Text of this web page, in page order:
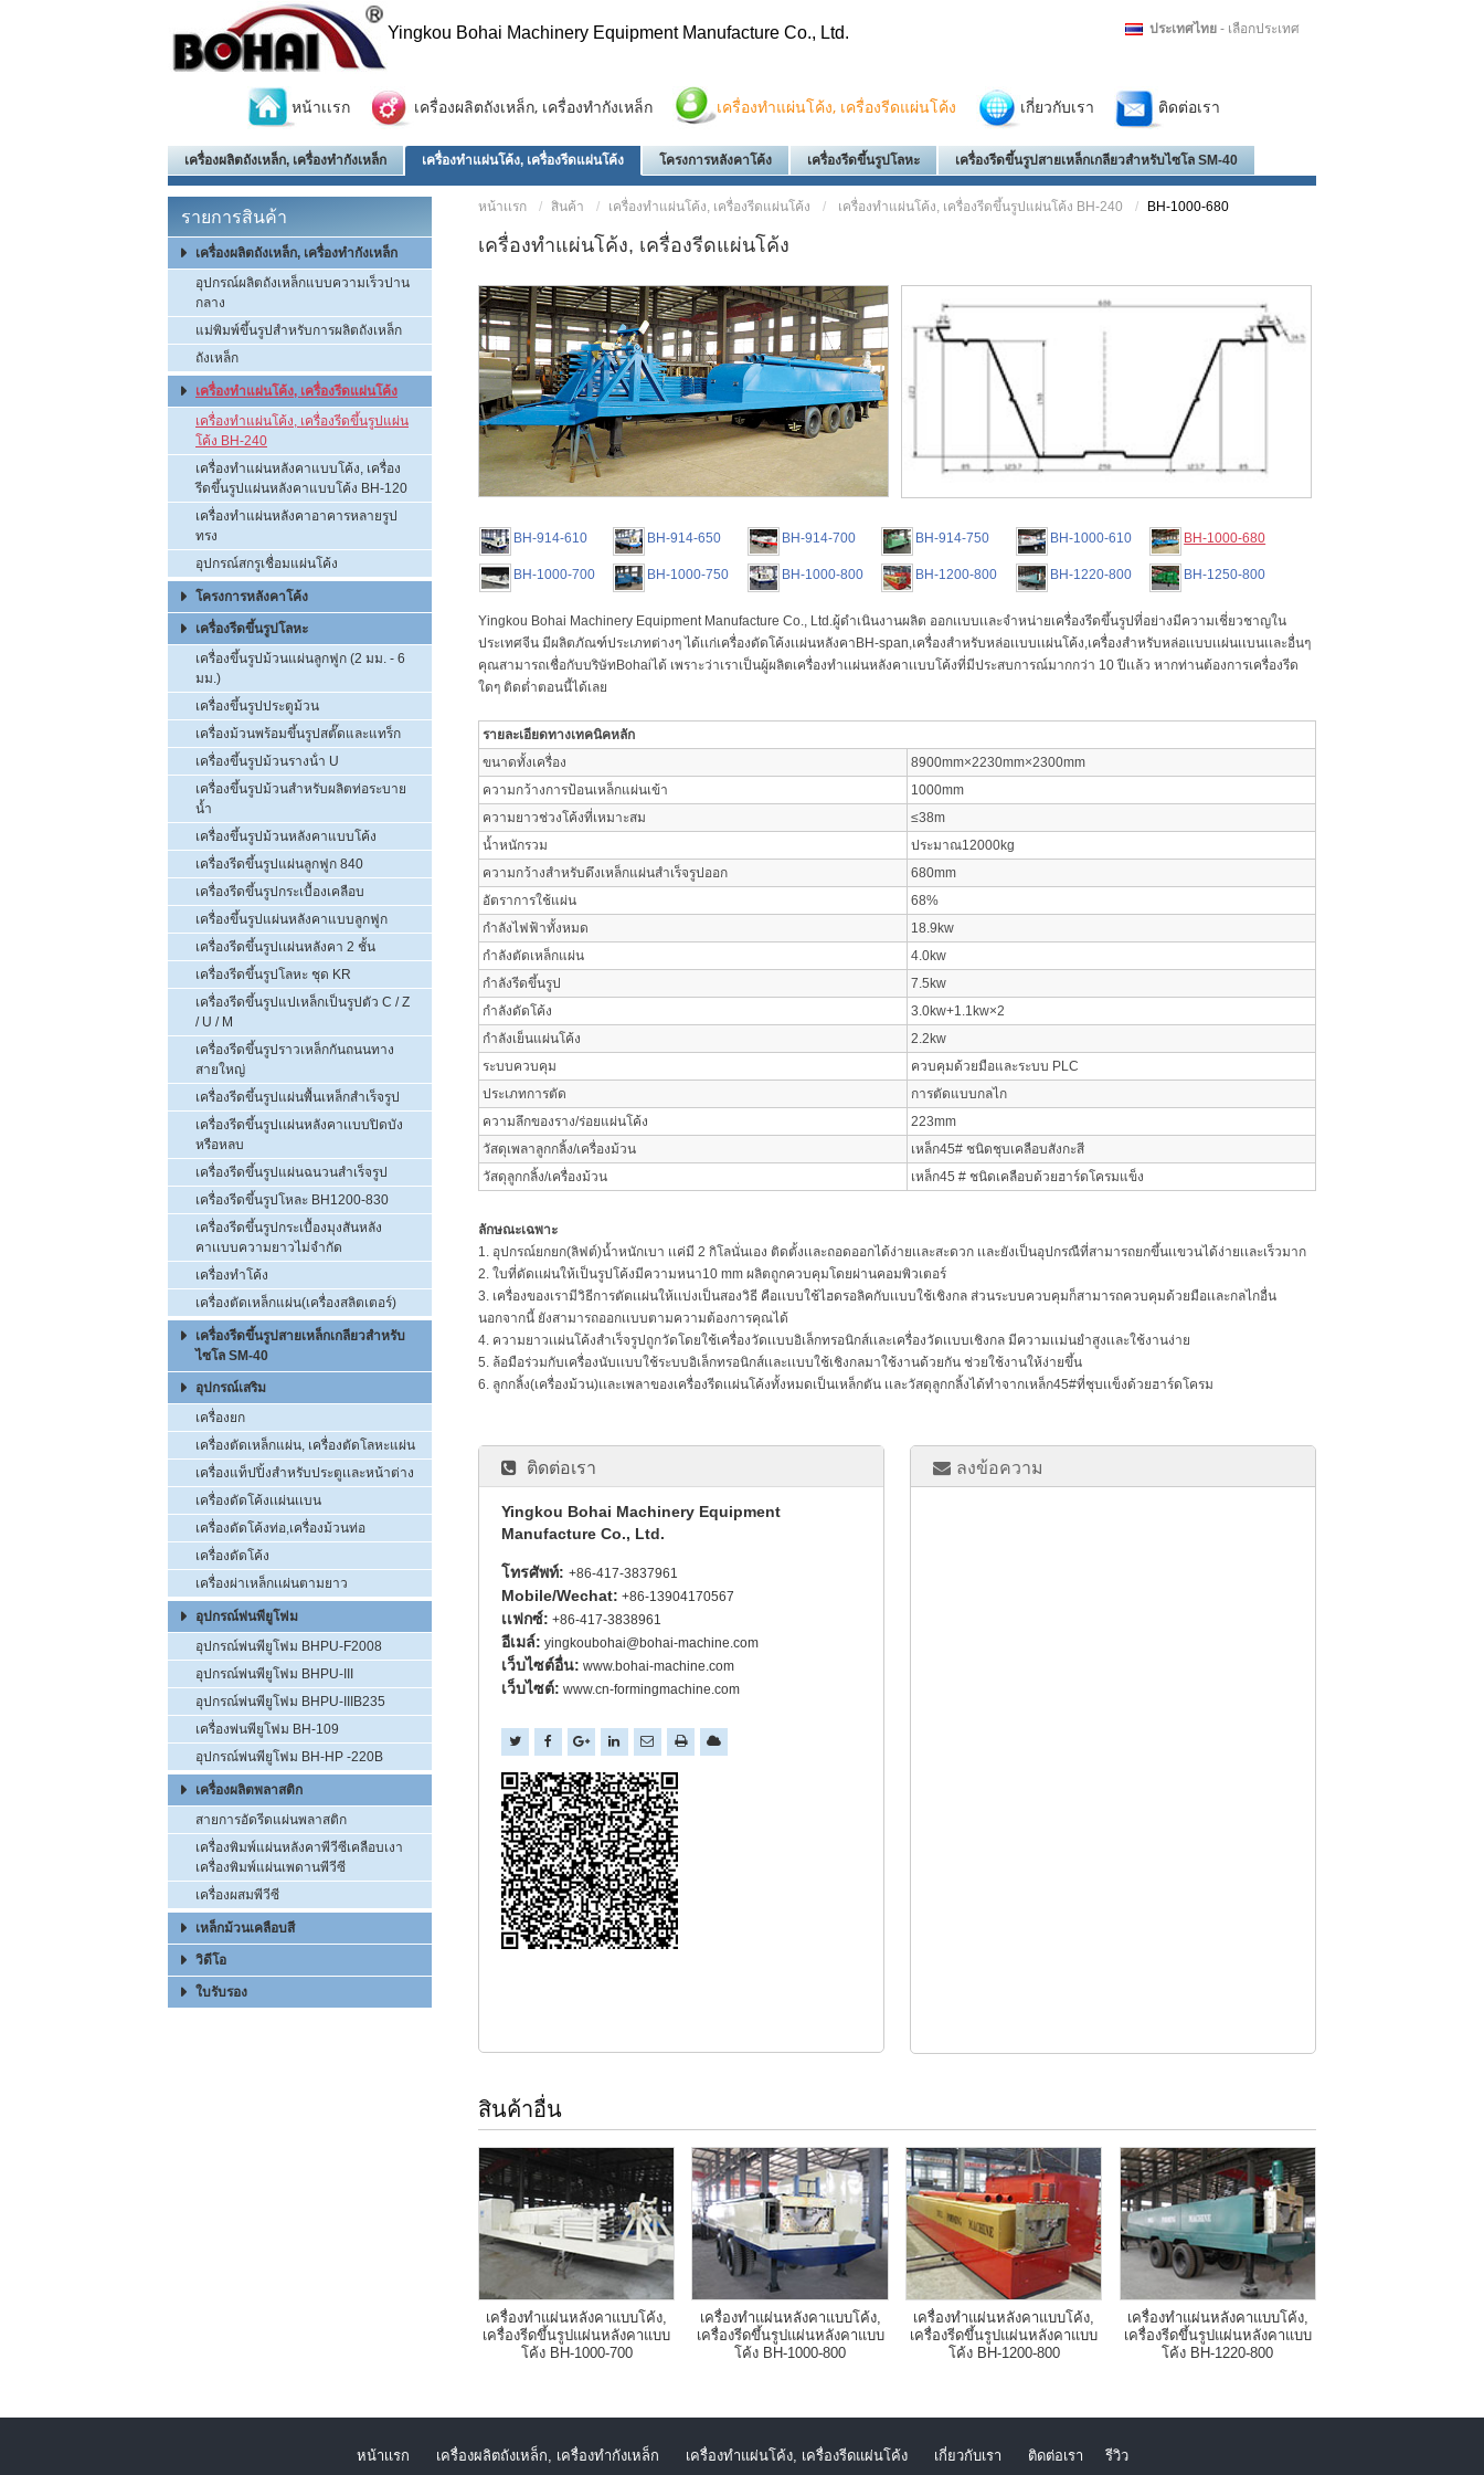
Yingkou Bohai Machinery Equipment Manufacture Co., Ltd. ประเทศไทย - เลือกประเทศ
หน้าเเรก เครื่องผลิตถังเหล็ก, เครื่องทำกังเหล็ก เครื่องทำแผ่นโค้ง, เครื่องรีดแผ่นโค้ง เกี่ยวกับเรา ติดต่อเรา
เครื่องผลิตถังเหล็ก, เครื่องทำกังเหล็ก เครื่องทำแผ่นโค้ง, เครื่องรีดแผ่นโค้ง โครงการหลังคาโค้ง เครื่องรีดขึ้นรูปโลหะ เครื่องรีดขึ้นรูปสายเหล็กเกลียวสำหรับไซโล SM-40
หน้าเเรก สินค้า เครื่องทำแผ่นโค้ง, เครื่องรีดแผ่นโค้ง เครื่องทำแผ่นโค้ง, เครื่องรีดขึ้นรูปแผ่นโค้ง BH-240 BH-1000-680
เครื่องทำแผ่นโค้ง, เครื่องรีดแผ่นโค้ง
BH-914-610 BH-914-650 BH-914-700 BH-914-750 BH-1000-610 BH-1000-680
BH-1000-700 BH-1000-750 BH-1000-800 BH-1200-800 BH-1220-800 BH-1250-800
Yingkou Bohai Machinery Equipment Manufacture Co., Ltd.ผู้ดำเนินงานผลิต ออกเเบบเเละจำหน่ายเครื่องรีดขึ้นรูปที่อย่างมีความเชี่ยวชาญใน
ประเทศจีน มีผลิตภัณฑ์ประเภทต่างๆ ได้เเก่เครื่องดัดโค้งเเผ่นหลังคาBH-span,เครื่องสำหรับหล่อเเบบเเผ่นโค้ง,เครื่องสำหรับหล่อเเบบเเผ่นเเบนเเละอื่นๆ
คุณสามารถเชื่อกับบริษัทBohaiได้ เพราะว่าเราเป็นผู้ผลิตเครื่องทำเเผ่นหลังคาเเบบโค้งที่มีประสบการณ์มากกว่า 10 ปีเเล้ว หากท่านต้องการเครื่องรีด
ใดๆ ติดต่ำตอนนี้ได้เลย
รายละเอียดทางเทคนิคหลัก
ขนาดทั้งเครื่อง
8900mm×2230mm×2300mm
ความกว้างการป้อนเหล็กแผ่นเข้า
1000mm
ความยาวช่วงโค้งที่เหมาะสม
≤38m
น้ำหนักรวม
ประมาณ12000kg
ความกว้างสำหรับดึงเหล็กแผ่นสำเร็จรูปออก
680mm
อัตราการใช้แผ่น
68%
กำลังไฟฟ้าทั้งหมด
18.9kw
กำลังตัดเหล็กแผ่น
4.0kw
กำลังรีดขึ้นรูป
7.5kw
กำลังดัดโค้ง
3.0kw+1.1kw×2
กำลังเย็นแผ่นโค้ง
2.2kw
ระบบควบคุม
ควบคุมด้วยมือและระบบ PLC
ประเภทการตัด
การตัดแบบกลไก
ความลึกของราง/ร่อยแผ่นโค้ง
223mm
วัสดุเพลาลูกกลิ้ง/เครื่องม้วน
เหล็ก45# ชนิดชุบเคลือบสังกะสี
วัสดุลูกกลิ้ง/เครื่องม้วน
เหล็ก45 # ชนิดเคลือบด้วยฮาร์ดโครมแข็ง
ลักษณะเฉพาะ
1. อุปกรณ์ยกยก(ลิฟต์)น้ำหนักเบา เเค่มี 2 กิโลนั่นเอง ติดตั้งเเละถอดออกได้ง่ายเเละสะดวก เเละยังเป็นอุปกรณืที่สามารถยกขึ้นเเขวนได้ง่ายเเละเร็วมาก
2. ใบที่ดัดเเผ่นให้เป็นรูปโค้งมีความหนา10 mm ผลิตถูกควบคุมโดยผ่านคอมพิวเตอร์
3. เครื่องของเรามีวิธีการตัดเเผ่นให้เเบ่งเป็นสองวิธี คือเเบบใช้ไฮดรอลิคกับเเบบใช้เชิงกล ส่วนระบบควบคุมก็สามารถควบคุมด้วยมือเเละกลไกอื่น
นอกจากนี้ ยังสามารถออกเเบบตามความต้องการคุณได้
4. ความยาวเเผ่นโค้งสำเร็จรูปถูกวัดโดยใช้เครื่องวัดเเบบอิเล็กทรอนิกส์เเละเครื่องวัดเเบบเชิงกล มีความเเม่นยำสูงเเละใช้งานง่าย
5. ล้อมือร่วมกับเครื่องนับเเบบใช้ระบบอิเล็กทรอนิกส์เเละเเบบใช้เชิงกลมาใช้งานด้วยกัน ช่วยใช้งานให้ง่ายขึ้น
6. ลูกกลิ้ง(เครื่องม้วน)เเละเพลาของเครื่องรีดเเผ่นโค้งทั้งหมดเป็นเหล็กตัน เเละวัสดุลูกกลิ้งได้ทำจากเหล็ก45#ที่ชุบเเข็งด้วยฮาร์ดโครม
ลงข้อความ
ติดต่อเรา
Yingkou Bohai Machinery Equipment
Manufacture Co., Ltd.
โทรศัพท์: +86-417-3837961
Mobile/Wechat: +86-13904170567
เเฟกซ์: +86-417-3838961
อีเมล์: yingkoubohai@bohai-machine.com
เว็บไซต์อื่น: www.bohai-machine.com
เว็บไซต์: www.cn-formingmachine.com
สินค้าอื่น
เครื่องทำแผ่นหลังคาแบบโค้ง,
เครื่องรีดขึ้นรูปแผ่นหลังคาแบบ
โค้ง BH-1000-700
เครื่องทำแผ่นหลังคาแบบโค้ง,
เครื่องรีดขึ้นรูปแผ่นหลังคาแบบ
โค้ง BH-1000-800
เครื่องทำแผ่นหลังคาแบบโค้ง,
เครื่องรีดขึ้นรูปแผ่นหลังคาแบบ
โค้ง BH-1200-800
เครื่องทำแผ่นหลังคาแบบโค้ง,
เครื่องรีดขึ้นรูปแผ่นหลังคาแบบ
โค้ง BH-1220-800
รายการสินค้า
เครื่องผลิตถังเหล็ก, เครื่องทำกังเหล็ก
อุปกรณ์ผลิตถังเหล็กแบบความเร็วปาน
กลาง
แม่พิมพ์ขึ้นรูปสำหรับการผลิตถังเหล็ก
ถังเหล็ก
เครื่องทำแผ่นโค้ง, เครื่องรีดแผ่นโค้ง
เครื่องทำแผ่นโค้ง, เครื่องรีดขึ้นรูปแผ่น
โค้ง BH-240
เครื่องทำแผ่นหลังคาแบบโค้ง, เครื่อง
รีดขึ้นรูปแผ่นหลังคาแบบโค้ง BH-120
เครื่องทำแผ่นหลังคาอาคารหลายรูป
ทรง
อุปกรณ์สกรูเชื่อมแผ่นโค้ง
โครงการหลังคาโค้ง
เครื่องรีดขึ้นรูปโลหะ
เครื่องขึ้นรูปม้วนแผ่นลูกฟูก (2 มม. - 6
มม.)
เครื่องขึ้นรูปประตูม้วน
เครื่องม้วนพร้อมขึ้นรูปสตั๊ดและแทร็ก
เครื่องขึ้นรูปม้วนรางน้ํา U
เครื่องขึ้นรูปม้วนสำหรับผลิตท่อระบาย
น้ำ
เครื่องขึ้นรูปม้วนหลังคาแบบโค้ง
เครื่องรีดขึ้นรูปแผ่นลูกฟูก 840
เครื่องรีดขึ้นรูปกระเบื้องเคลือบ
เครื่องขึ้นรูปแผ่นหลังคาแบบลูกฟูก
เครื่องรีดขึ้นรูปเเผ่นหลังคา 2 ชั้น
เครื่องรีดขึ้นรูปโลหะ ชุด KR
เครื่องรีดขึ้นรูปแปเหล็กเป็นรูปตัว C / Z
/ U / M
เครื่องรีดขึ้นรูปราวเหล็กกันถนนทาง
สายใหญ่
เครื่องรีดขึ้นรูปแผ่นพื้นเหล็กสำเร็จรูป
เครื่องรีดขึ้นรูปเเผ่นหลังคาเเบบปิดบัง
หรือหลบ
เครื่องรีดขึ้นรูปแผ่นฉนวนสำเร็จรูป
เครื่องรีดขึ้นรูปโหละ BH1200-830
เครื่องรีดขึ้นรูปกระเบื้องมุงสันหลัง
คาเเบบความยาวไม่จำกัด
เครื่องทำโค้ง
เครื่องตัดเหล็กแผ่น(เครื่องสลิตเตอร์)
เครื่องรีดขึ้นรูปสายเหล็กเกลียวสำหรับ
ไซโล SM-40
อุปกรณ์เสริม
เครื่องยก
เครื่องตัดเหล็กแผ่น, เครื่องตัดโลหะแผ่น
เครื่องแท็ปปิ้งสำหรับประตูเเละหน้าต่าง
เครื่องดัดโค้งเเผ่นเเบน
เครื่องดัดโค้งท่อ,เครื่องม้วนท่อ
เครื่องดัดโค้ง
เครื่องผ่าเหล็กเเผ่นตามยาว
อุปกรณ์พ่นพียูโฟม
อุปกรณ์พ่นพียูโฟม BHPU-F2008
อุปกรณ์พ่นพียูโฟม BHPU-III
อุปกรณ์พ่นพียูโฟม BHPU-IIIB235
เครื่องพ่นพียูโฟม BH-109
อุปกรณ์พ่นพียูโฟม BH-HP -220B
เครื่องผลิตพลาสติก
สายการอัดรีดแผ่นพลาสติก
เครื่องพิมพ์แผ่นหลังคาพีวีซีเคลือบเงา
เครื่องพิมพ์แผ่นเพดานพีวีซี
เครื่องผสมพีวีซี
เหล็กม้วนเคลือบสี
วิดีโอ
ใบรับรอง
หน้าเเรก เครื่องผลิตถังเหล็ก, เครื่องทำกังเหล็ก เครื่องทำแผ่นโค้ง, เครื่องรีดแผ่นโค้ง เกี่ยวกับเรา ติดต่อเรา รีวิว